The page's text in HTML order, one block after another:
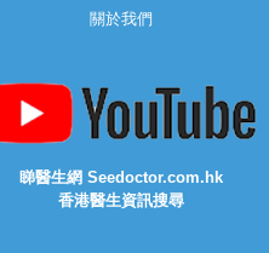
關於我們
睇醫生網 Seedoctor.com.hk
香港醫生資訊搜尋